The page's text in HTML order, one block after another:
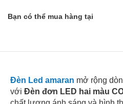
Bạn có thể mua hàng tại
Đèn Led amaran mở rộng
với Đèn đơn LED hai màu